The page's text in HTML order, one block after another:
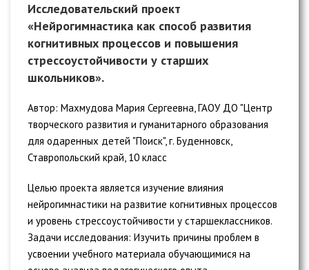
Исследовательский проект
«Нейрогимнастика как способ развития
когнитивных процессов и повышения
стрессоустойчивости у старших
школьников».
Автор: Махмудова Мария Сергеевна, ГАОУ ДО "Центр
творческого развития и гуманитарного образования
для одаренных детей "Поиск", г. Буденновск,
Ставропольский край, 10 класс
Целью проекта является изучение влияния
нейрогимнастики на развитие когнитивных процессов
и уровень стрессоустойчивости у старшеклассников.
Задачи исследования: Изучить причины проблем в
усвоении учебного материала обучающимися на